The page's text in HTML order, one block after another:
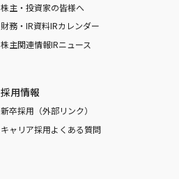
株主・投資家の皆様へ
財務・IR資料IRカレンダー
株主関連情報IRニュース
採用情報
新卒採用（外部リンク）
キャリア採用よくある質問